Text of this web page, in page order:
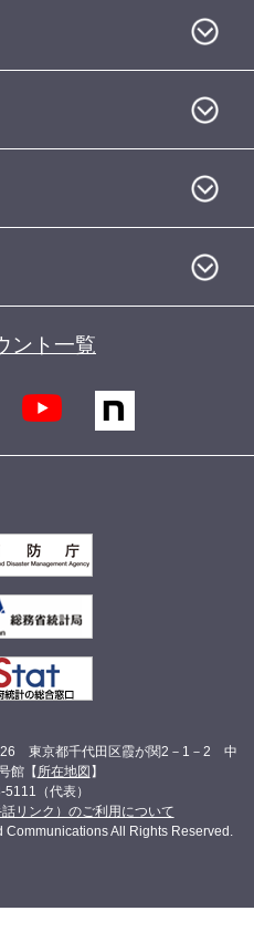
ント一覧
東京都千代田区霞が関2－1－2 中
館【 所在地図 】
（代表）
リンク）のご利用について
All Rights Reserved.